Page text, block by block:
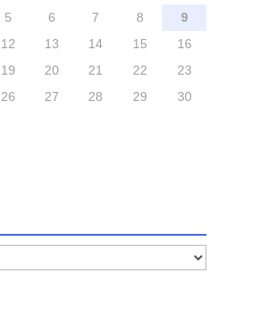
5 6 7 8
9
12 13 14 15
16
19 20 21 22
23
26 27 28 29
30